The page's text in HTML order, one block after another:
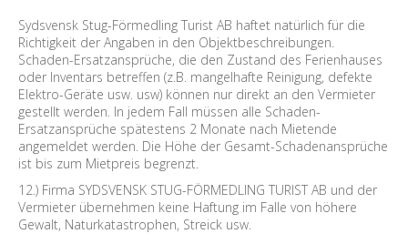
Sydsvensk Stug-Förmedling Turist AB haftet natürlich für die
Richtigkeit der Angaben in den Objektbeschreibungen.
Schaden-Ersatzansprüche, die den Zustand des Ferienhauses
oder Inventars betreffen (z.B. mangelhafte Reinigung, defekte
Elektro-Geräte usw. usw) können nur direkt an den Vermieter
gestellt werden. In jedem Fall müssen alle Schaden-
Ersatzansprüche spätestens 2 Monate nach Mietende
angemeldet werden. Die Höhe der Gesamt-Schadenansprüche
ist bis zum Mietpreis begrenzt.
12.) Firma SYDSVENSK STUG-FÖRMEDLING TURIST AB und der
Vermieter übernehmen keine Haftung im Falle von höhere
Gewalt, Naturkatastrophen, Streick usw.